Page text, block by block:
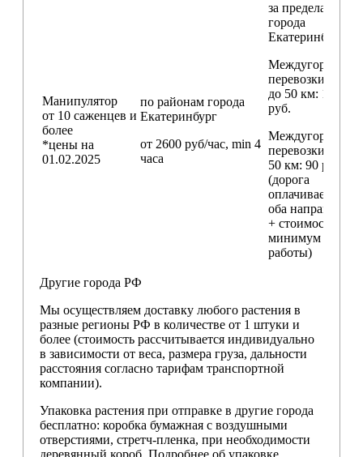
Манипулятор
от 10 саженцев и
более
*цены на
01.02.2025
по районам города
Екатеринбург
от 2600 руб/час, min 4
часа
за пределами
города
Екатеринбург
Междугородние
перевозки
до 50 км: 18 000
руб.
Междугородние
перевозки
50 км: 90 руб./км
(дорога
оплачивается в
оба направления
+ стоимость
минимум 4
работы)
Другие города РФ
Мы осуществляем доставку любого растения в
разные регионы РФ в количестве от 1 штуки и
более (стоимость рассчитывается индивидуально
в зависимости от веса, размера груза, дальности
расстояния согласно тарифам транспортной
компании).
Упаковка растения при отправке в другие города
бесплатно: коробка бумажная с воздушными
отверстиями, стретч-пленка, при необходимости